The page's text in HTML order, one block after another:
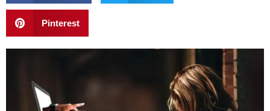
Pinterest